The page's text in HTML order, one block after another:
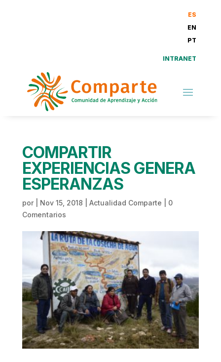
ES
EN
PT
INTRANET
COMPARTIR
EXPERIENCIAS GENERA
ESPERANZAS
por Nov 15, 2018 Actualidad Comparte
0
Comentarios